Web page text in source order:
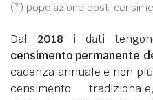
(*) popolazione post-
Dal 2018 i dati
censimento permanente
cadenza annuale e non
censimento